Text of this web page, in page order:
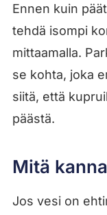
Ennen kuin
tehdä isompi
mittaamalla.
se kohta, joka
siitä, että
päästä.
Mitä
Jos vesi on